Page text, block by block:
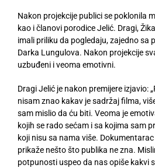
Nakon projekcije publici se poklonila
kao i članovi porodice Jelić. Dragi,
imali priliku da pogledaju, zajedno sa
Darka Lungulova. Nakon projekcije
uzbuđeni i veoma emotivni.
Dragi Jelić je nakon premijere izjavio:
nisam znao kakav je sadržaj filma,
sam mislio da ću biti. Veoma je
kojih se rado sećam i sa kojima sam
koji nisu sa nama više.
prikaže nešto što publika ne zna.
potpunosti uspeo da nas opiše kakvi